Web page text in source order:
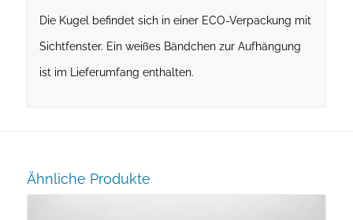
Die Kugel befindet sich in einer ECO-Verpackung mit
Sichtfenster. Ein weißes Bändchen zur Aufhängung
ist im Lieferumfang enthalten.
Ähnliche Produkte